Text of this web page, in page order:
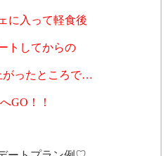
に入って軽食後
トしてからの
がったところで…
GO！！